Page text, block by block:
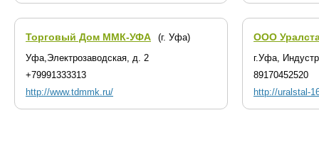
Торговый Дом ММК-УФА
(г. Уфа)
Уфа,Электрозаводская, д. 2
+79991333313
http://www.tdmmk.ru/
ООО
г.Уфа,
89170452520
http://uralstal-